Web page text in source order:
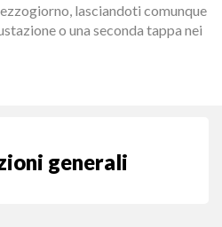
lasciandoti comunque
o una seconda tappa nei
generali